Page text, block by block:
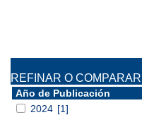
REFINAR O COMPARAR
Año de Publicación
2024 [1]